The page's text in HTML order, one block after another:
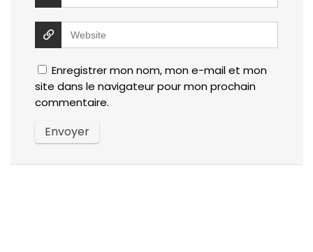
Enregistrer mon nom, mon e-mail et mon
site dans le navigateur pour mon prochain
commentaire.